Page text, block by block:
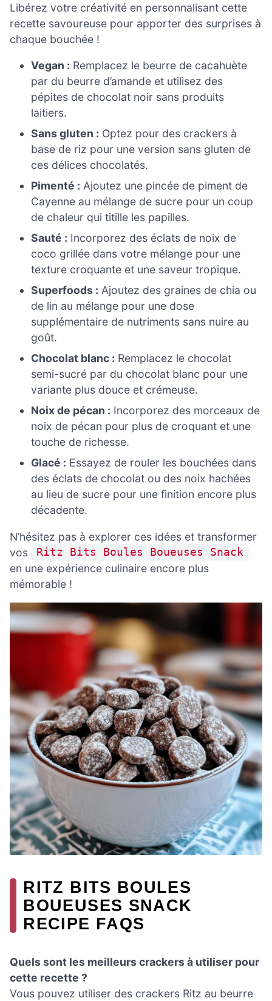
Libérez votre créativité en personnalisant cette
recette savoureuse pour apporter des surprises à
chaque bouchée !
Vegan : Remplacez le beurre de cacahuète
par du beurre d’amande et utilisez des
pépites de chocolat noir sans produits
laitiers.
Sans gluten : Optez pour des crackers à
base de riz pour une version sans gluten de
ces délices chocolatés.
Pimenté : Ajoutez une pincée de piment de
Cayenne au mélange de sucre pour un coup
de chaleur qui titille les papilles.
Sauté : Incorporez des éclats de noix de
coco grillée dans votre mélange pour une
texture croquante et une saveur tropique.
Superfoods : Ajoutez des graines de chia ou
de lin au mélange pour une dose
supplémentaire de nutriments sans nuire au
goût.
Chocolat blanc : Remplacez le chocolat
semi-sucré par du chocolat blanc pour une
variante plus douce et crémeuse.
Noix de pécan : Incorporez des morceaux de
noix de pécan pour plus de croquant et une
touche de richesse.
Glacé : Essayez de rouler les bouchées dans
des éclats de chocolat ou des noix hachées
au lieu de sucre pour une finition encore plus
décadente.
N’hésitez pas à explorer ces idées et transformer
vos
Ritz Bits Boules Boueuses Snack
en une expérience culinaire encore plus
mémorable !
RITZ BITS BOULES
BOUEUSES SNACK
RECIPE FAQS
Quels sont les meilleurs crackers à utiliser pour
cette recette ?
Vous pouvez utiliser des crackers Ritz au beurre